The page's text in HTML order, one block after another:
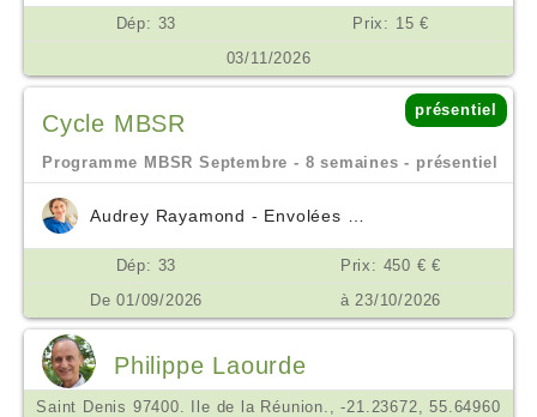
Dép: 33
Prix: 15 €
03/11/2026
Cycle MBSR
présentiel
Programme MBSR Septembre - 8 semaines - présentiel
Dép: 33
Prix: 450 € €
De 01/09/2026
à 23/10/2026
Philippe Laourde
Saint Denis 97400. Ile de la Réunion., -21.23672, 55.64960